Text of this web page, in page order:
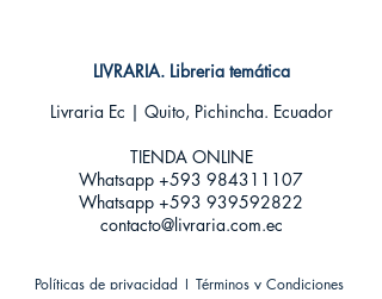
Categoría: Clásicos ilustrados
LIVRARIA. Libreria temática
Livraria Ec | Quito, Pichincha. Ecuador
TIENDA ONLINE​
Whatsapp +593 984311107
Whatsapp +593 939592822
contacto@livraria.com.ec
Políticas de privacidad | Términos y Condiciones